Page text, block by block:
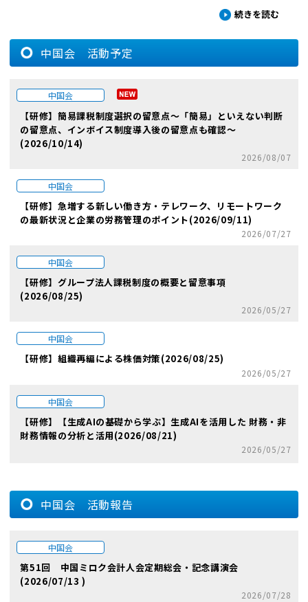
続きを読む
中国会 活動予定
中国会
【研修】簡易課税制度選択の留意点～「簡易」といえない判断
の留意点、インボイス制度導入後の留意点も確認～
(2026/10/14)
2026/08/07
中国会
【研修】急増する新しい働き方・テレワーク、リモートワーク
の最新状況と企業の労務管理のポイント(2026/09/11)
2026/07/27
中国会
【研修】グループ法人課税制度の概要と留意事項
(2026/08/25)
2026/05/27
中国会
【研修】組織再編による株価対策(2026/08/25)
2026/05/27
中国会
【研修】【生成AIの基礎から学ぶ】生成AIを活用した 財務・非
財務情報の分析と活用(2026/08/21)
2026/05/27
中国会 活動報告
中国会
第51回 中国ミロク会計人会定期総会・記念講演会
(2026/07/13 )
2026/07/28